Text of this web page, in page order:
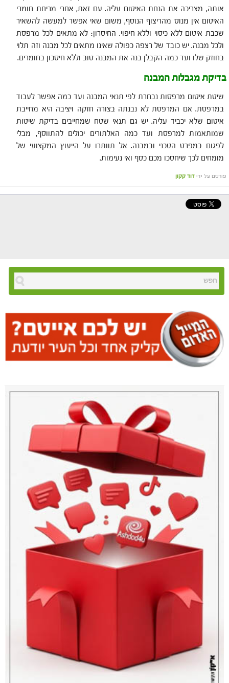
אותה, מצריכה את הנחת האיטום עליה. עם זאת, אחרי מריחת חומרי
האיטום אין מנוס מהריצוף הנוסף, משום שאי אפשר למעשה להשאיר
שכבת איטום ללא כיסוי וללא חיפוי. החיסרון: לא מתאים לכל מרפסת
ולכל מבנה. יש כובד של רצפה כפולה שאינו מתאים לכל מבנה וזה תלוי
בחוזק שלו ועד כמה הקבלן בנה את המבנה טוב וללא חיסכון בחומרים.
בדיקת מגבלות המבנה
שיטת איטום מרפסות נבחרת לפי תנאי המבנה ועד כמה אפשר לעבוד
במרפסת. אם המרפסת לא נבנתה בצורה חזקה ויציבה היא מחייבת
איטום שלא יכביד עליה. יש גם תנאי שטח שמחייבים בדיקת שיטות
שמותאמות למרפסת ועד כמה האלתורים יכולים להתווסף, מבלי
לפגום במפרט הטכני ובמבנה. אל תוותרו על הייעוץ המקצועי של
מומחים לכך שיחסכו מכם כסף ואי נעימות.
פורסם על ידי דוד קקון